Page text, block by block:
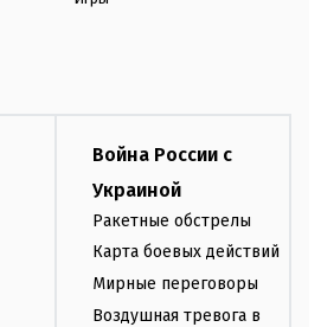
Война России с
Украиной
Ракетные обстрелы
Карта боевых действий
Мирные переговоры
Воздушная тревога в